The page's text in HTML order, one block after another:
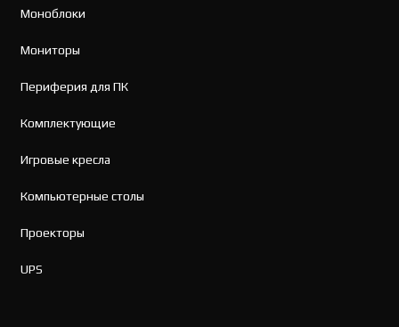
Моноблоки
Мониторы
Периферия для ПК
Комплектующие
Игровые кресла
Компьютерные столы
Проекторы
UPS